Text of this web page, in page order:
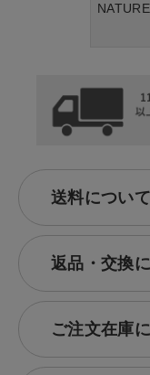
送料について
返品・交換
ご注文在庫